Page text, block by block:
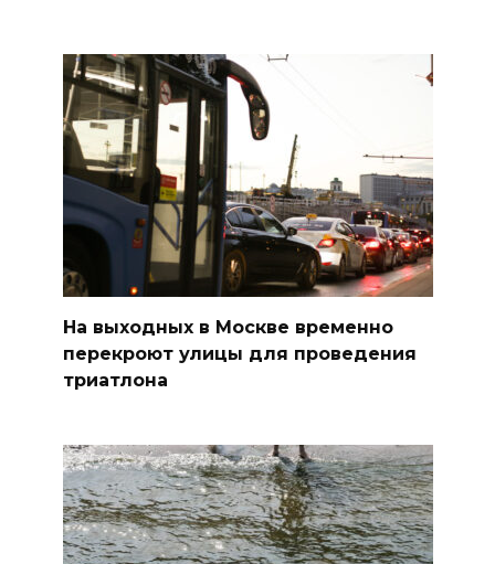
На выходных в Москве временно
перекроют улицы для проведения
триатлона